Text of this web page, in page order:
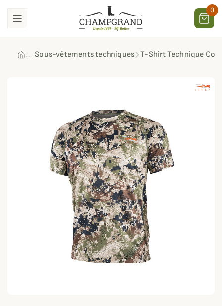
0
Sous-vêtements techniques T-Shirt Technique